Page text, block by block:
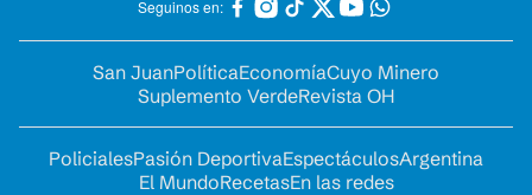
Seguinos en:
San JuanPolíticaEconomíaCuyo Minero
Suplemento VerdeRevista OH
PolicialesPasión DeportivaEspectáculosArgentina
El MundoRecetasEn las redes